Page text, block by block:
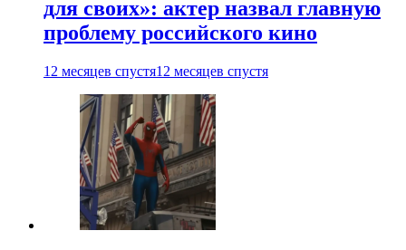
для своих»: актер назвал главную
проблему российского кино
12 месяцев спустя12 месяцев спустя